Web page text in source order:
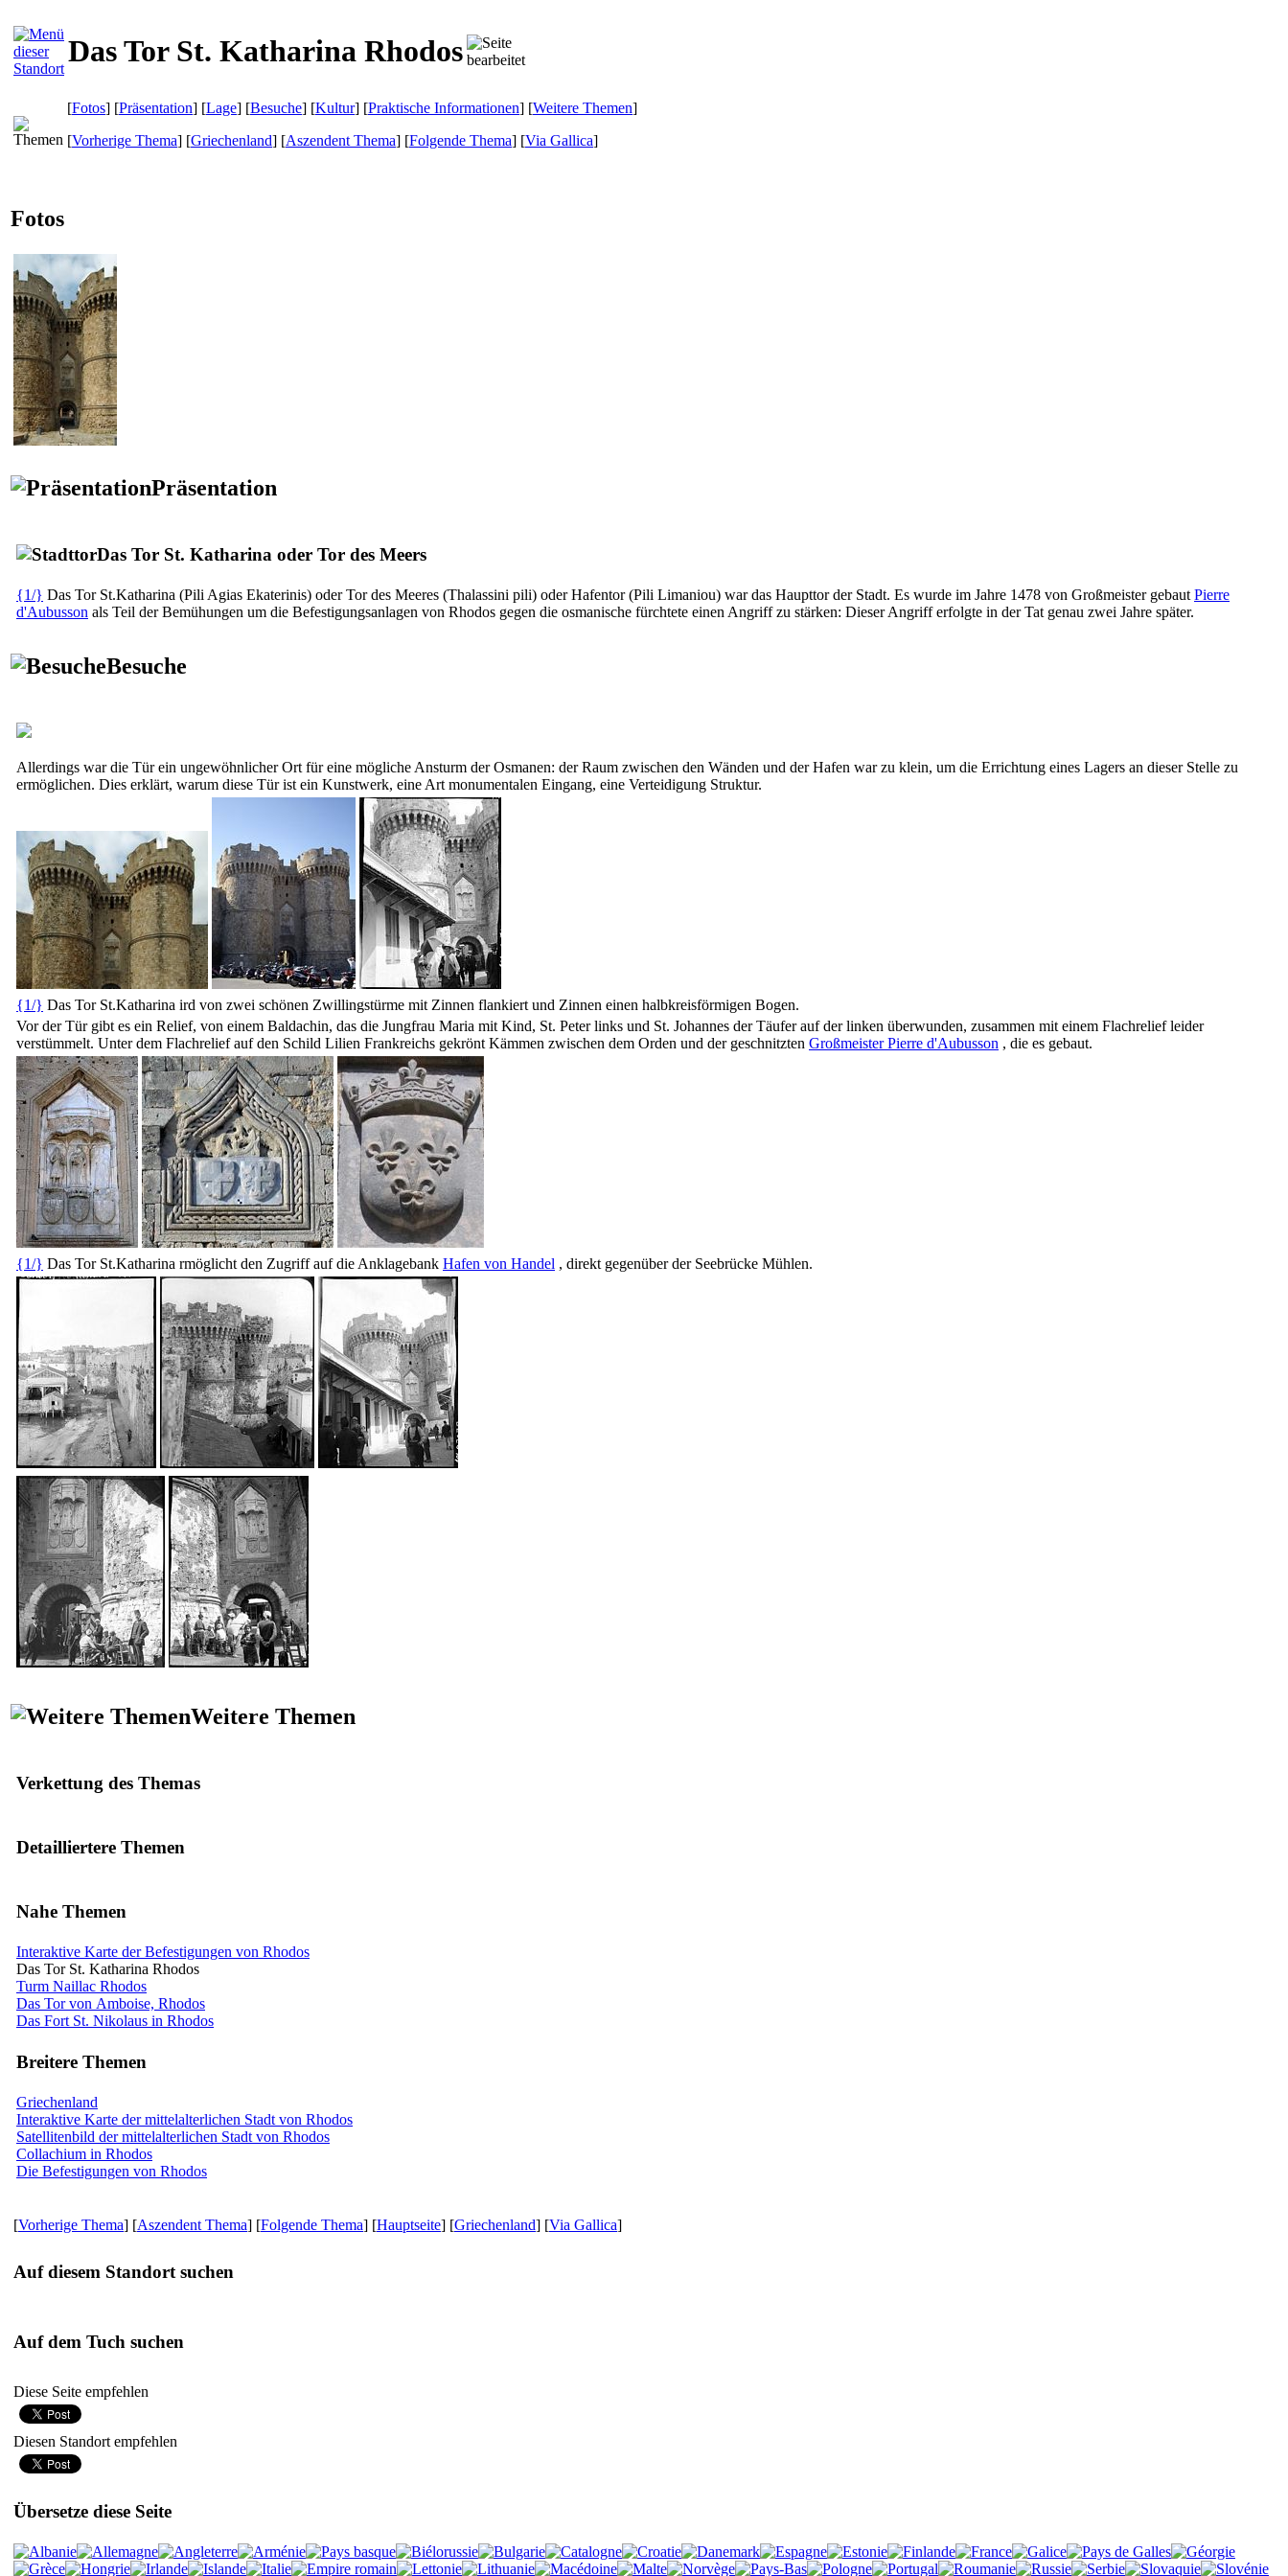
Das Tor St. Katharina Rhodos
[Fotos] [Präsentation] [Lage] [Besuche] [Kultur] [Praktische Informationen] [Weitere Themen]
[Vorherige Thema] [Griechenland] [Aszendent Thema] [Folgende Thema] [Via Gallica]
Fotos
Präsentation
Das Tor St. Katharina oder Tor des Meers
{1/} Das Tor St.Katharina (Pili Agias Ekaterinis) oder Tor des Meeres (Thalassini pili) oder Hafentor(Pili Limaniou) war das Haupttor der Stadt. Es wurde im Jahre 1478 von Großmeister gebaut Pierre
d'Aubusson als Teil der Bemühungen um die Befestigungsanlagen von Rhodos gegen die osmanische fürchtete einen Angriff zu stärken: Dieser Angriff erfolgte in der Tat genau zwei Jahre später.
Besuche
Allerdings war die Tür ein ungewöhnlicher Ort für eine mögliche Ansturm der Osmanen: der Raum zwischen den Wänden und der Hafen war zu klein, um die Errichtung eines Lagers an dieser Stelle zu
ermöglichen. Dies erklärt, warum diese Tür ist ein Kunstwerk, eine Art monumentalen Eingang, eine Verteidigung Struktur.
{1/} Das Tor St.Katharina ird von zwei schönen Zwillingstürme mit Zinnen flankiert und Zinnen einen halbkreisförmigen Bogen.
Vor der Tür gibt es ein Relief, von einem Baldachin, das die Jungfrau Maria mit Kind, St. Peter links und St. Johannes der Täufer auf der linken überwunden, zusammen mit einem Flachrelief leider
verstümmelt. Unter dem Flachrelief auf den Schild Lilien Frankreichs gekrönt Kämmen zwischen dem Orden und der geschnitzten Großmeister Pierre d'Aubusson , die es gebaut.
{1/} Das Tor St.Katharina rmöglicht den Zugriff auf die Anklagebank Hafen von Handel , direkt gegenüber der Seebrücke Mühlen.
Weitere Themen
Verkettung des Themas
Detailliertere Themen
Nahe Themen
Interaktive Karte der Befestigungen von Rhodos
Das Tor St. Katharina Rhodos
Turm Naillac Rhodos
Das Tor von Amboise, Rhodos
Das Fort St. Nikolaus in Rhodos
Breitere Themen
Griechenland
Interaktive Karte der mittelalterlichen Stadt von Rhodos
Satellitenbild der mittelalterlichen Stadt von Rhodos
Collachium in Rhodos
Die Befestigungen von Rhodos
[Vorherige Thema] [Aszendent Thema] [Folgende Thema] [Hauptseite] [Griechenland] [Via Gallica]
Auf diesem Standort suchen
Auf dem Tuch suchen
Diese Seite empfehlen
Diesen Standort empfehlen
Übersetze diese Seite